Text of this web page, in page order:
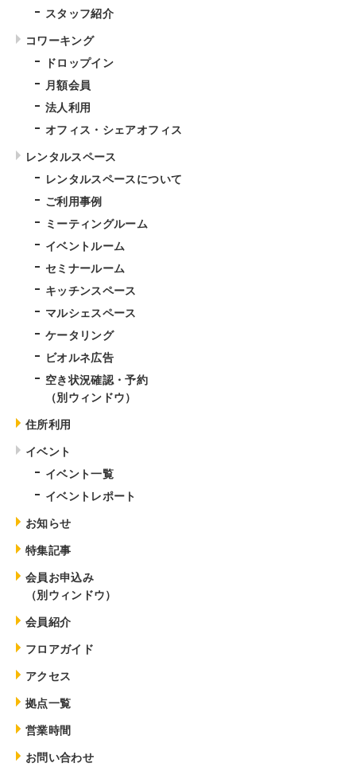
スタッフ紹介
コワーキング
ドロップイン
月額会員
法人利用
オフィス・シェアオフィス
レンタルスペース
レンタルスペースについて
ご利用事例
ミーティングルーム
イベントルーム
セミナールーム
キッチンスペース
マルシェスペース
ケータリング
ビオルネ広告
空き状況確認・予約
（別ウィンドウ）
住所利用
イベント
イベント一覧
イベントレポート
お知らせ
特集記事
会員お申込み
（別ウィンドウ）
会員紹介
フロアガイド
アクセス
拠点一覧
営業時間
お問い合わせ